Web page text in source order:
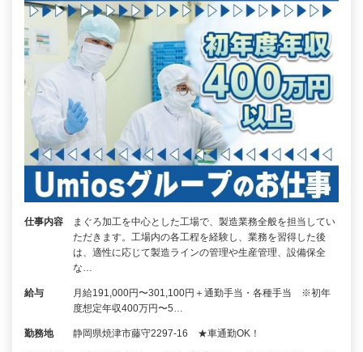
仕事内容
まぐろ加工を中心とした工場で、製造業務全般を担当してい
ただきます。工場内の各工程を経験し、業務を習得した後
は、適性に応じて製造ラインの管理や生産管理、設備保全
な…
給与
月給191,000円〜301,100円＋通勤手当・各種手当 ※初年
度想定年収400万円〜5…
勤務地 静岡県焼津市藤守2297-16 ★車通勤OK！